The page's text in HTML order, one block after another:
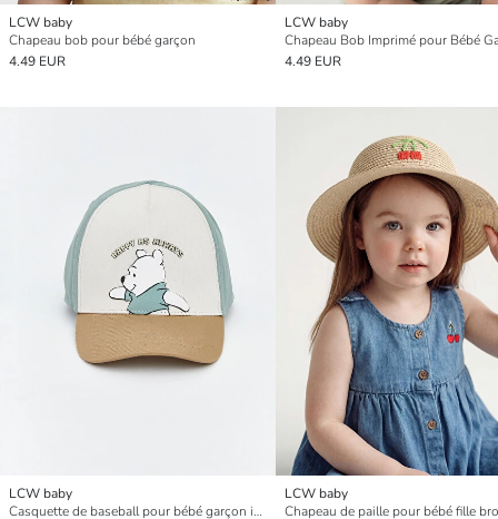
LCW baby
Chapeau bob pour bébé garçon
4.49 EUR
LCW baby
Chapeau Bob Imprimé pour Bébé
4.49 EUR
LCW baby
Casquette de baseball pour bébé garçon imprimée Winnie l'ourson
LCW baby